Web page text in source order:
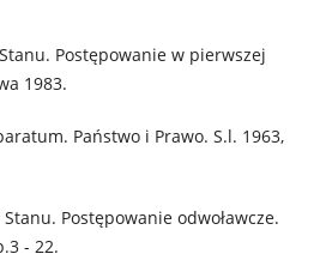
Stanu. Postępowanie w pierwszej
1983.
Państwo i Prawo. S.l. 1963,
Stanu. Postępowanie odwoławcze.
- 22.